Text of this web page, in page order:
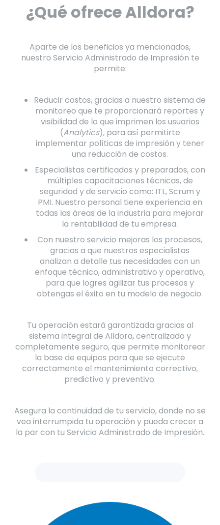
¿Qué ofrece Alldora?
Aparte de los beneficios ya mencionados,
nuestro Servicio Administrado de Impresión te
permite:
Reducir costos, gracias a nuestro sistema de
monitoreo que te proporcionará reportes y
visibilidad de lo que imprimen los usuarios
(Analytics), para así permitirte
implementar políticas de impresión y tener
una reducción de costos.
Especialistas certificados y preparados, con
múltiples capacitaciones técnicas, de
seguridad y de servicio como: ITL, Scrum y
PMI. Nuestro personal tiene experiencia en
todas las áreas de la industria para mejorar
la rentabilidad de tu empresa.
Con nuestro servicio mejoras los procesos,
gracias a que nuestros especialistas
analizan a detalle tus necesidades con un
enfoque técnico, administrativo y operativo,
para que logres agilizar tus procesos y
obtengas el éxito en tu modelo de negocio.
Tu operación estará garantizada gracias al
sistema integral de Alldora, centralizado y
completamente seguro, que permite monitorear
la base de equipos para que se ejecute
correctamente el mantenimiento correctivo,
predictivo y preventivo.
Asegura la continuidad de tu servicio, donde no se
vea interrumpida tu operación y pueda crecer a
la par con tu Servicio Administrado de Impresión.